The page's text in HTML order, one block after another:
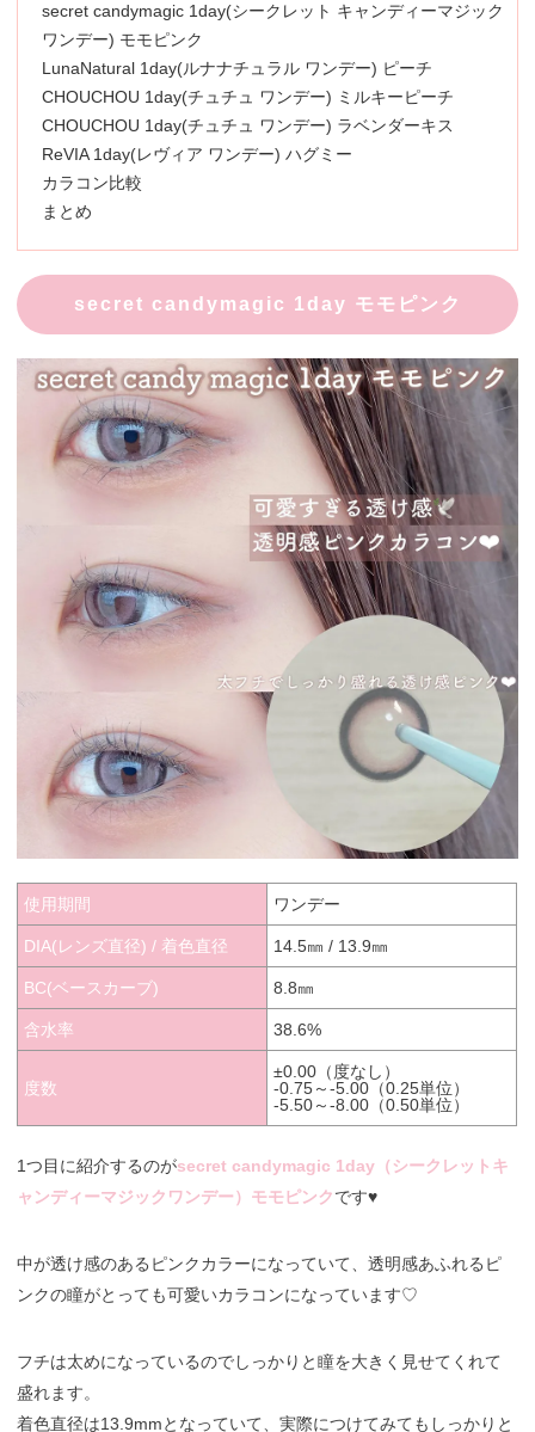
secret candymagic 1day(シークレット キャンディーマジック
ワンデー) モモピンク
LunaNatural 1day(ルナナチュラル ワンデー) ピーチ
CHOUCHOU 1day(チュチュ ワンデー) ミルキーピーチ
CHOUCHOU 1day(チュチュ ワンデー) ラベンダーキス
ReVIA 1day(レヴィア ワンデー) ハグミー
カラコン比較
まとめ
secret candymagic 1day モモピンク
使用期間 ワンデー
DIA(レンズ直径) / 着色直径 14.5㎜ / 13.9㎜
BC(ベースカーブ) 8.8㎜
含水率 38.6%
度数
±0.00（度なし）
-0.75～-5.00（0.25単位）
-5.50～-8.00（0.50単位）
1つ目に紹介するのがsecret candymagic 1day（シークレットキ
ャンディーマジックワンデー）モモピンクです♥
中が透け感のあるピンクカラーになっていて、透明感あふれるピ
ンクの瞳がとっても可愛いカラコンになっています♡
フチは太めになっているのでしっかりと瞳を大きく見せてくれて
盛れます。
着色直径は13.9mmとなっていて、実際につけてみてもしっかりと